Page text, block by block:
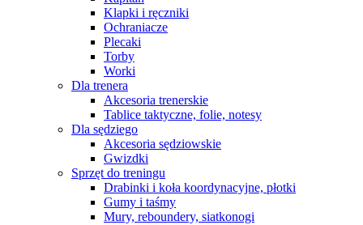
Klapki i ręczniki
Ochraniacze
Plecaki
Torby
Worki
Dla trenera
Akcesoria trenerskie
Tablice taktyczne, folie, notesy
Dla sędziego
Akcesoria sędziowskie
Gwizdki
Sprzęt do treningu
Drabinki i koła koordynacyjne, płotki
Gumy i taśmy
Mury, reboundery, siatkonogi